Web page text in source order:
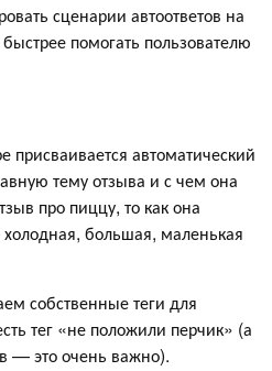
сценарии автоответов на
помогать пользователю
присваивается автоматический
тему отзыва и с чем она
про пиццу, то как она
холодная, большая, маленькая
собственные теги для
тег «не положили перчик» (а
— это очень важно).